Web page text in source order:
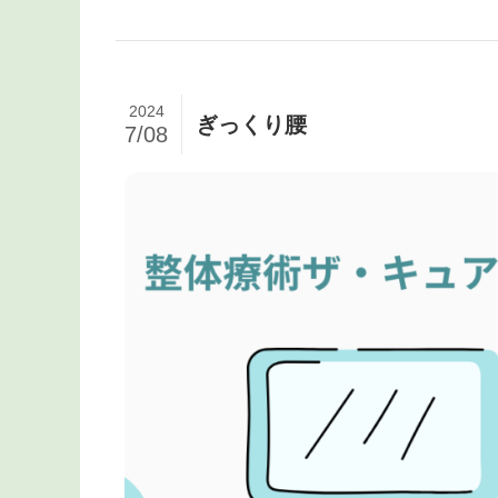
ぎっくり腰
2024
7/08